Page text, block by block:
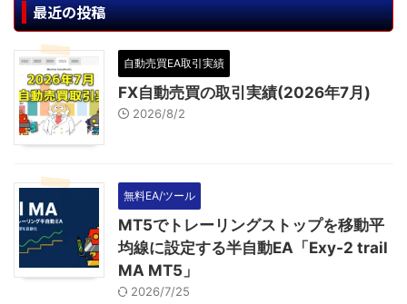
最近の投稿
自動売買EA取引実績
FX自動売買の取引実績(2026年7月)
2026/8/2
無料EA/ツール
MT5でトレーリングストップを移動平
均線に設定する半自動EA「Exy-2 trail
MA MT5」
2026/7/25